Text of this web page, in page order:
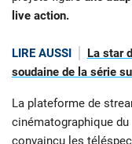
live action.
LIRE AUSSI
La star
soudaine de la série
La plateforme de
cinématographique du
convaincu les